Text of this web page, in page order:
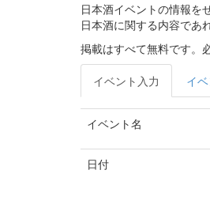
日本酒イベントの情報を
日本酒に関する内容であ
掲載はすべて無料です。
イベント入力 イ
イベント名
日付